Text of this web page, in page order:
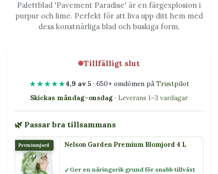
Palettblad 'Pavement Paradise' är en färgexplosion i
purpur och lime. Perfekt för att liva upp ditt hem med
dess konstnärliga blad och buskiga form.
Tillfälligt slut
★★★★★4,9 av 5· 650+ omdömen på Trustpilot
Skickas måndag–onsdag · Leverans 1–3 vardagar
🌿 Passar bra tillsammans
Premiumjord Nelson Garden Premium Blomjord 4 L
Ger en näringsrik grund för snabb tillväxt